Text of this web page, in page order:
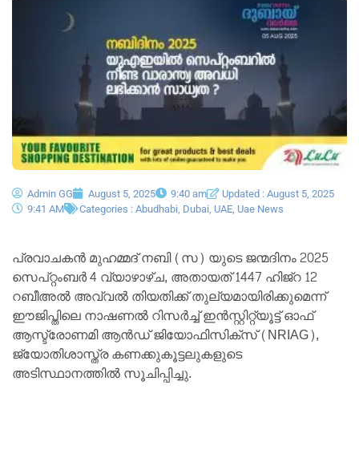
Admin GG August 5, 2025 9:40 am
Updated : August 5, 2025
9:41 AM
Categories : Abudhabi Dubai UAE Uae News
പ്രവാചകൻ മുഹമ്മദ് നബി (സ) യുടെ ജന്മദിനം 2025
സെപ്റ്റംബർ 4 വ്യാഴാഴ്ച, അതായത് 1447 ഹിജ്റ 12
റബീഅൽ അവ്വൽ തിയതിക്ക് തുല്യമായിരിക്കുമെന്ന്
ഈജിപ്തിലെ നാഷണൽ റിസർച്ച് ഇൻസ്റ്റിറ്റ്യൂട്ട് ഓഫ്
ആസ്ട്രോണമി ആൻഡ് ജിയോഫിസിക്സ് (NRIAG),
ജ്യോതിശാസ്ത്ര കണക്കുകൂട്ടലുകളുടെ
അടിസ്ഥാനത്തിൽ സൂചിപ്പിച്ചു.